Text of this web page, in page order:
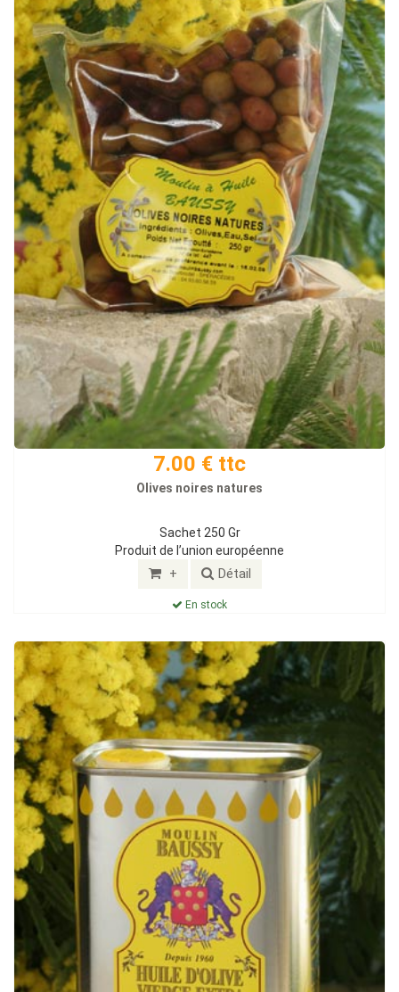
7.00 € ttc
Olives noires natures
Sachet 250 Gr
Produit de l’union européenne
+ Détail
En stock